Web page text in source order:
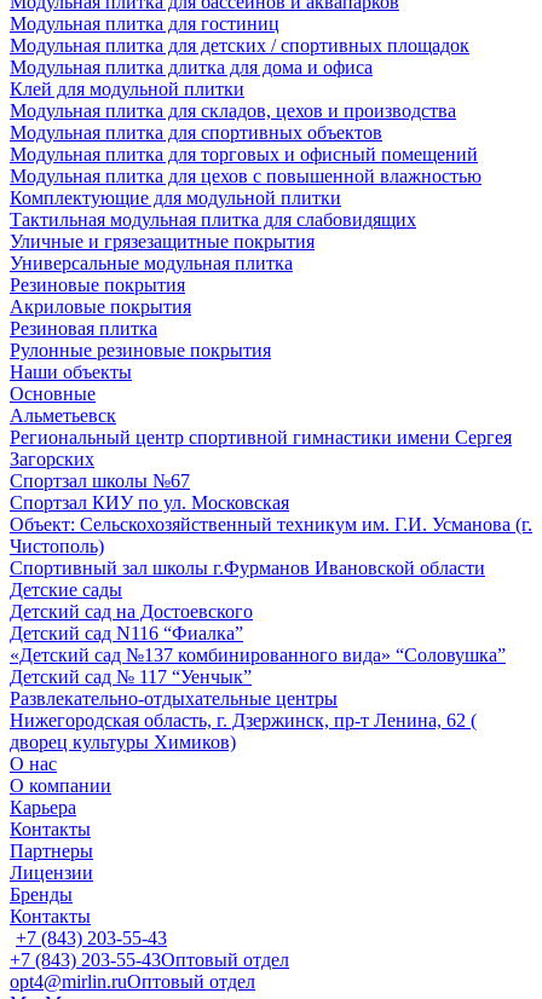
Модульная плитка для гостиниц
Модульная плитка для детских / спортивных площадок
Модульная плитка длитка для дома и офиса
Клей для модульной плитки
Модульная плитка для складов, цехов и производства
Модульная плитка для спортивных объектов
Модульная плитка для торговых и офисный помещений
Модульная плитка для цехов с повышенной влажностью
Комплектующие для модульной плитки
Тактильная модульная плитка для слабовидящих
Уличные и грязезащитные покрытия
Универсальные модульная плитка
Резиновые покрытия
Акриловые покрытия
Резиновая плитка
Рулонные резиновые покрытия
Наши объекты
Основные
Альметьевск
Региональный центр спортивной гимнастики имени Сергея
Загорских
Спортзал школы №67
Спортзал КИУ по ул. Московская
Объект: Сельскохозяйственный техникум им. Г.И. Усманова (г.
Чистополь)
Спортивный зал школы г.Фурманов Ивановской области
Детские сады
Детский сад на Достоевского
Детский сад N116 “Фиалка”
«Детский сад №137 комбинированного вида» “Соловушка”
Детский сад № 117 “Уенчык”
Развлекательно-отдыхательные центры
Нижегородская область, г. Дзержинск, пр-т Ленина, 62 (
дворец культуры Химиков)
О нас
О компании
Карьера
Контакты
Партнеры
Лицензии
Бренды
Контакты
+7 (843) 203-55-43
+7 (843) 203-55-43Оптовый отдел
opt4@mirlin.ruОптовый отдел